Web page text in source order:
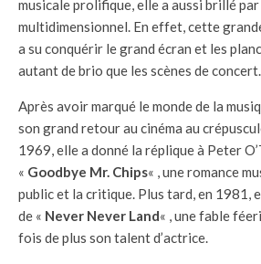
musicale prolifique, elle a aussi brillé
multidimensionnel. En effet, cette
a su conquérir le grand écran et les
autant de brio que les scènes de concert.
Après avoir marqué le monde de la
son grand retour au cinéma au
1969, elle a donné la réplique à Peter
« Goodbye Mr. Chips« , une romance
public et la critique. Plus tard, en 1981,
de « Never Never Land« , une fable
fois de plus son talent d’actrice.